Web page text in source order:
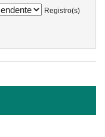
Registro(s)